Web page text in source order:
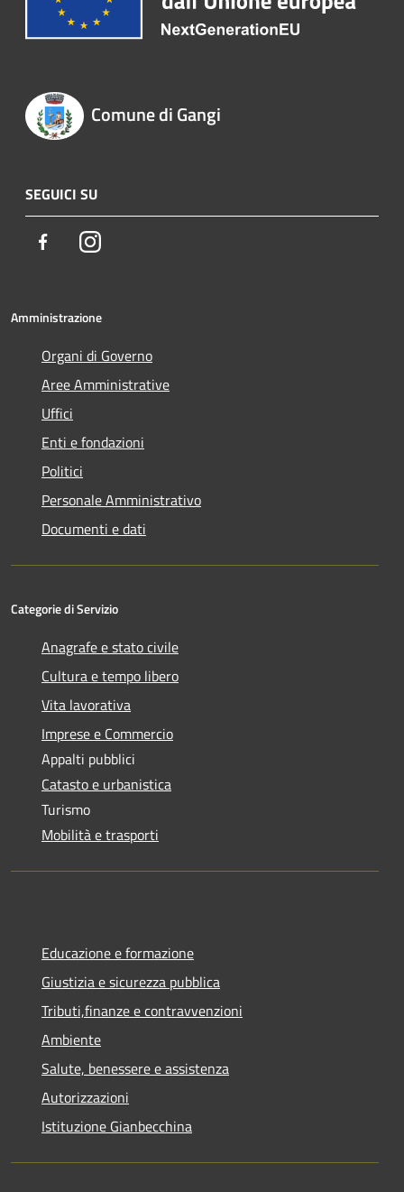
Comune di Gangi
SEGUICI SU
FacebookInstagram
Amministrazione
Organi di Governo
Aree Amministrative
Uffici
Enti e fondazioni
Politici
Personale Amministrativo
Documenti e dati
Categorie di Servizio
Anagrafe e stato civile
Cultura e tempo libero
Vita lavorativa
Imprese e Commercio
Appalti pubblici
Catasto e urbanistica
Turismo
Mobilità e trasporti
Educazione e formazione
Giustizia e sicurezza pubblica
Tributi,finanze e contravvenzioni
Ambiente
Salute, benessere e assistenza
Autorizzazioni
Istituzione Gianbecchina